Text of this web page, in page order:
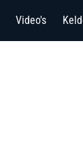
Video's